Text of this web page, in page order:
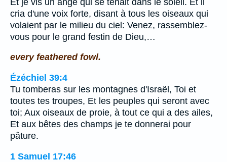
cria d'une voix forte, disant à tous les oiseaux qui
volaient par le milieu du ciel: Venez, rassemblez-
vous pour le grand festin de Dieu,…
every feathered fowl.
Ézéchiel 39:4
Tu tomberas sur les montagnes d'Israël, Toi et
toutes tes troupes, Et les peuples qui seront avec
toi; Aux oiseaux de proie, à tout ce qui a des ailes,
Et aux bêtes des champs je te donnerai pour
pâture.
1 Samuel 17:46